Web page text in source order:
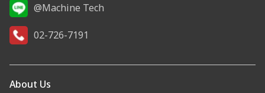
@Machine Tech
02-726-7191
About Us